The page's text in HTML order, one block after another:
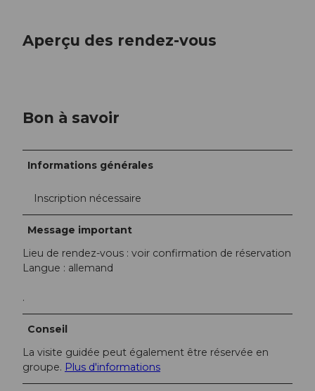
Aperçu des rendez-vous
Bon à savoir
Informations générales
Inscription nécessaire
Message important
Lieu de rendez-vous : voir confirmation de réservation
Langue : allemand
.
Conseil
La visite guidée peut également être réservée en
groupe. Plus d'informations